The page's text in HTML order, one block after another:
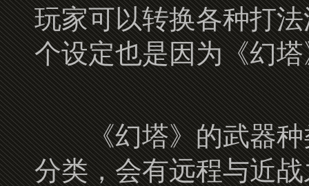
玩家可以转换各种打
个设定也是因为《幻
《幻塔》的武器种类
分类，会有远程与近